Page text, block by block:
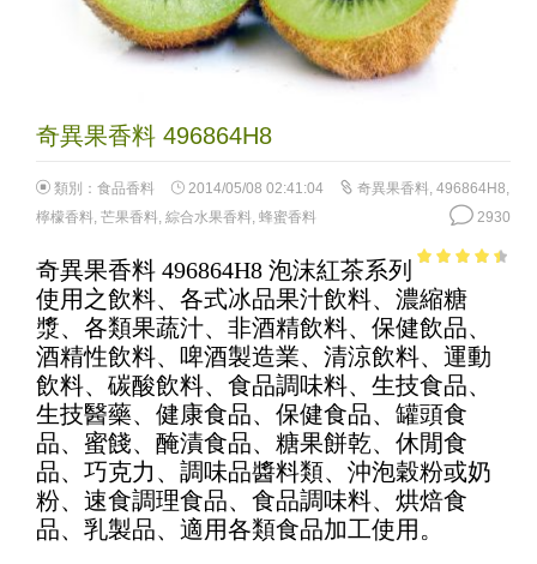
奇異果香料 496864H8
類別： 食品香料 2014/05/08 02:41:04 奇異果香料, 496864H8,
檸檬香料, 芒果香料, 綜合水果香料, 蜂蜜香料 2930
of 5
奇異果香料 496864H8 泡沫紅茶系列
使用之飲料、各式冰品果汁飲料、濃縮糖
漿、各類果蔬汁、非酒精飲料、保健飲品、
酒精性飲料、啤酒製造業、清涼飲料、運動
飲料、碳酸飲料、食品調味料、生技食品、
生技醫藥、健康食品、保健食品、罐頭食
品、蜜餞、醃漬食品、糖果餅乾、休閒食
品、巧克力、調味品醬料類、沖泡穀粉或奶
粉、速食調理食品、食品調味料、烘焙食
品、乳製品、適用各類食品加工使用。